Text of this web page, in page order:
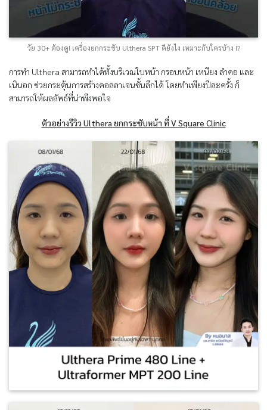
วัย 30+ ต้องดู! เครื่องยกกระชับ Ulthera SPT ดียังไง เหมาะกับใครบ้าง !?
การทำ Ulthera สามารถทำได้ทั้งบริเวณใบหน้า กรอบหน้า เหนียง ลำคอ และ
เนินอก ช่วยกระตุ้นการสร้างคอลลาเจนชั้นลึกได้ โดยทำเพียงปีละครั้ง ก็
สามารถให้ผลลัพธ์ที่น่าพึงพอใจ
ตัวอย่างรีวิว Ulthera ยกกระชับหน้า ที่ V Square Clinic